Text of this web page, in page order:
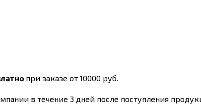
при заказе от 10000 руб.
в течение 3 дней после поступления